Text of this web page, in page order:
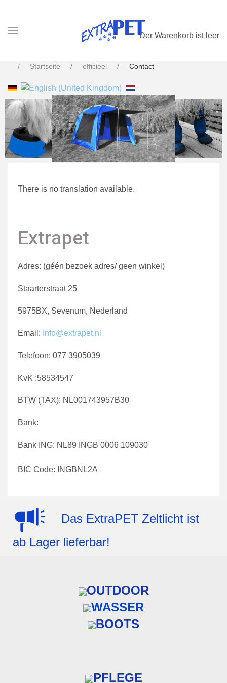
Der Warenkorb ist leer
Startseite officieel Contact
ExtraPET; Das beste Zelt für Freiluft
Ausstellungen
There is no translation available.
Extrapet
Adres: (géén bezoek adres/ geen winkel)
Staarterstraat 25
5975BX, Sevenum, Nederland
Email : Info@extrapet.nl
Telefoon: 077 3905039
KvK :58534547
BTW (TAX): NL001743957B30
Bank:
Bank ING: NL89 INGB 0006 109030
BIC Code: INGBNL2A
Das ExtraPET Zeltlicht ist
ab Lager lieferbar!
OUTDOOR
WASSER
BOOTS
PFLEGE